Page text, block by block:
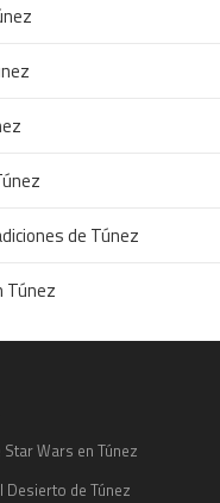
de Túnez
Túnez
Wars en Túnez
Desierto de Túnez